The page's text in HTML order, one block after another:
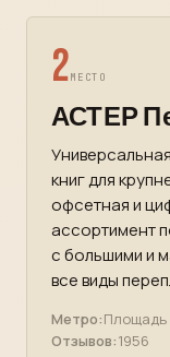
2МЕСТО
АСТЕР
книг для
офсетная и
ассортимент
с большими и
все виды
Метро:Площадь
Отзывов:1956